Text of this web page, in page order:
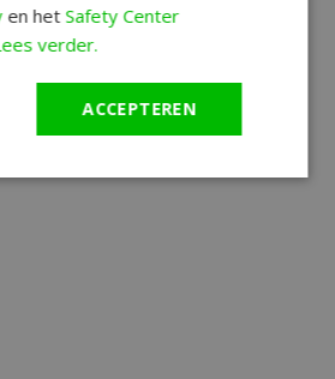
en hetSafety Center
verder.
ACCEPTEREN